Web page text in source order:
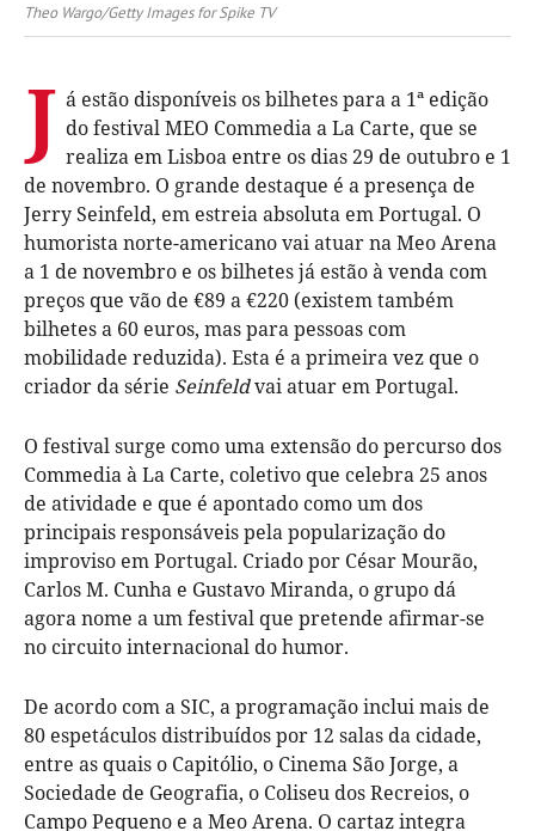
Theo Wargo/Getty Images for Spike TV
J á estão disponíveis os bilhetes para a 1ª edição
do festival MEO Commedia a La Carte, que se
realiza em Lisboa entre os dias 29 de outubro e 1
de novembro. O grande destaque é a presença de
Jerry Seinfeld, em estreia absoluta em Portugal. O
humorista norte-americano vai atuar na Meo Arena
a 1 de novembro e os bilhetes já estão à venda com
preços que vão de €89 a €220 (existem também
bilhetes a 60 euros, mas para pessoas com
mobilidade reduzida). Esta é a primeira vez que o
criador da série Seinfeldvai atuar em Portugal.
O festival surge como uma extensão do percurso dos
Commedia à La Carte, coletivo que celebra 25 anos
de atividade e que é apontado como um dos
principais responsáveis pela popularização do
improviso em Portugal. Criado por César Mourão,
Carlos M. Cunha e Gustavo Miranda, o grupo dá
agora nome a um festival que pretende afirmar-se
no circuito internacional do humor.
De acordo com a SIC, a programação inclui mais de
80 espetáculos distribuídos por 12 salas da cidade,
entre as quais o Capitólio, o Cinema São Jorge, a
Sociedade de Geografia, o Coliseu dos Recreios, o
Campo Pequeno e a Meo Arena. O cartaz integra